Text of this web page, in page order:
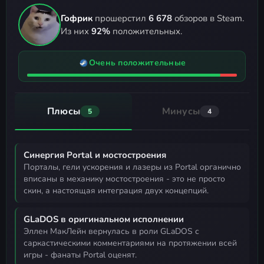
Гофрик прошерстил 6 678 обзоров в Steam.
Из них 92% положительных.
Очень положительные
Плюсы 5 Минусы 4
Синергия Portal и мостостроения
порталы, гели ускорения и лазеры из Portal органично
вписаны в механику мостостроения - это не просто
скин, а настоящая интеграция двух концепций.
GLaDOS в оригинальном исполнении
Эллен МакЛейн вернулась в роли GLaDOS с
саркастическими комментариями на протяжении всей
игры - фанаты Portal оценят.